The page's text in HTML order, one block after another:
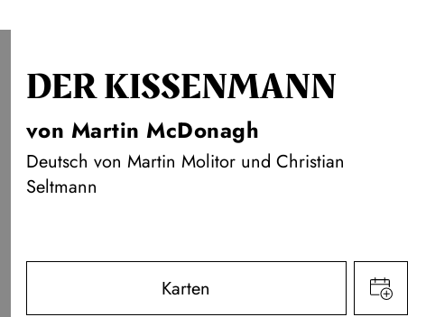
DER KISSEN­MANN
von Martin McDonagh
Deutsch von Martin Molitor und Christian
Seltmann
Karten